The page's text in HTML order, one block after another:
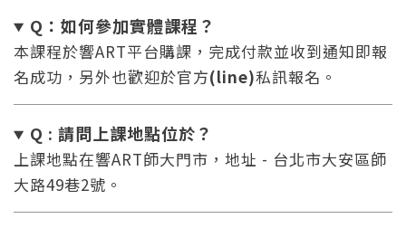
Q：如何參加實體課程？
本課程於響ART平台購課，完成付款並收到通知即報
名成功，另外也歡迎於官方(line)私訊報名。
Q : 請問上課地點位於？
上課地點在響ART師大門市，地址 - 台北市大安區師
大路49巷2號。